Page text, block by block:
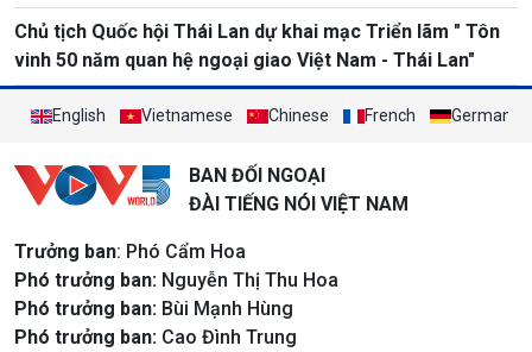
Chủ tịch Quốc hội Thái Lan dự khai mạc Triển lãm " Tôn
vinh 50 năm quan hệ ngoại giao Việt Nam - Thái Lan"
English Vietnamese Chinese French German
BAN ĐỐI NGOẠI
ĐÀI TIẾNG NÓI VIỆT NAM
Trưởng ban: Phó Cẩm Hoa
Phó trưởng ban: Nguyễn Thị Thu Hoa
Phó trưởng ban: Bùi Mạnh Hùng
Phó trưởng ban: Cao Đình Trung